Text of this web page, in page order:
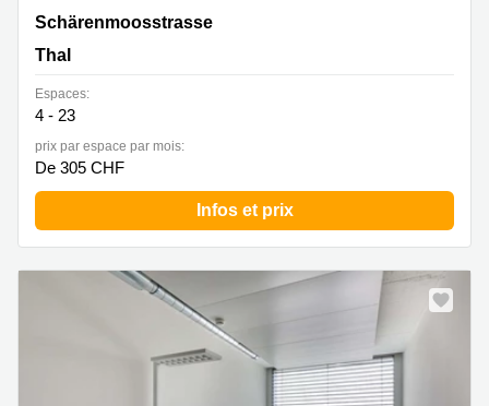
Schärenmoosstrasse 77, Thal
Schärenmoosstrasse
Thal
Espaces:
4 - 23
prix par espace par mois:
De 305 CHF
Infos et prix